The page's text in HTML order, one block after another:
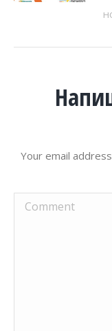
Your email
Comment